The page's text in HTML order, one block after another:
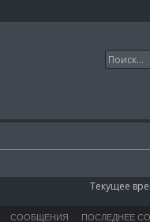
Текущее
СООБЩЕНИЯ ПОСЛЕДНЕЕ